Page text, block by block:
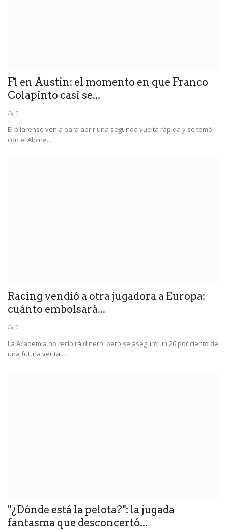
F1 en Austin: el momento en que Franco
Colapinto casi se...
0
El pilarense venía para abrir una segunda vuelta rápida y se tomó
con el Alpine...
Racing vendió a otra jugadora a Europa:
cuánto embolsará...
0
La Academia no recibirá dinero, pero se aseguró un 20 por ciento de
una futura venta....
"¿Dónde está la pelota?": la jugada
fantasma que desconcertó...